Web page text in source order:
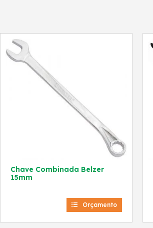
Chave Combinada Belzer
15mm
Orçamento